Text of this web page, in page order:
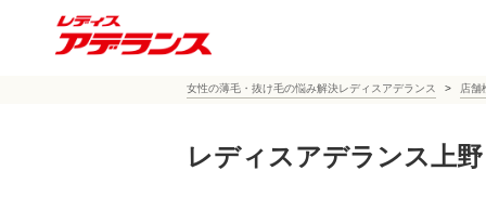
女性の薄毛・抜け毛の悩み解決レディスアデランス 店舗
レディスアデランス上野